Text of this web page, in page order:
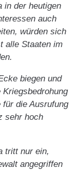
in der heutigen
auch
würden sich
alle Staaten im
biegen und
die Ausrufung
sehr hoch
tritt nur ein,
angegriffen